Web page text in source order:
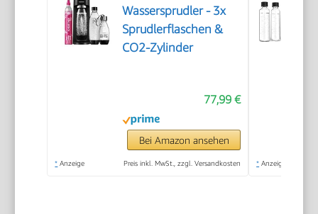
Wassersprudler - 3x
Sprudlerflaschen &
CO2-Zylinder
77,99 €
Bei Amazon ansehen
* Anzeige Preis inkl. MwSt., zzgl. Versandkosten * Anzeige